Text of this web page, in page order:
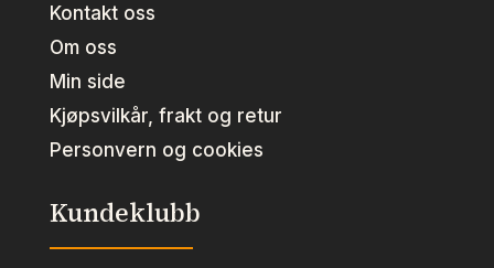
Kontakt oss
Om oss
Min side
Kjøpsvilkår, frakt og retur
Personvern og cookies
Kundeklubb